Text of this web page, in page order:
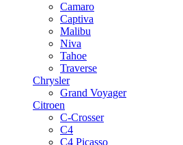
Camaro
Captiva
Malibu
Niva
Tahoe
Traverse
Chrysler
Grand Voyager
Citroen
C-Crosser
C4
C4 Picasso